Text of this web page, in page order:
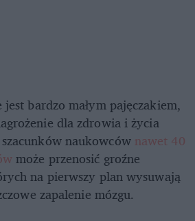
bardzo małym pajęczakiem,
dla zdrowia i życia
szacunków naukowców nawet 40
może przenosić groźne
na pierwszy plan wysuwają
zapalenie mózgu.